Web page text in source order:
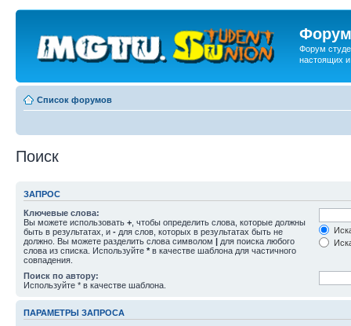
Форум
настоящих
Список форумов
Поиск
ЗАПРОС
Ключевые слова:
Вы можете использовать + , чтобы определить слова, которые должны
быть в результатах, и - для слов, которых в результатах быть не
должно. Вы можете разделить слова символом | для поиска любого
слова из списка. Используйте * в качестве шаблона для частичного
совпадения.
Поиск по автору:
Используйте * в качестве шаблона.
ПАРАМЕТРЫ ЗАПРОСА